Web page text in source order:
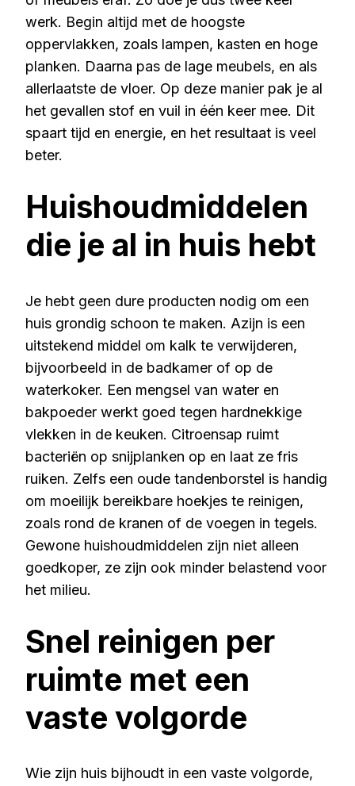
werk. Begin altijd met de hoogste
oppervlakken, zoals lampen, kasten en hoge
planken. Daarna pas de lage meubels, en als
allerlaatste de vloer. Op deze manier pak je al
het gevallen stof en vuil in één keer mee. Dit
spaart tijd en energie, en het resultaat is veel
beter.
Huishoudmiddelen
die je al in huis hebt
Je hebt geen dure producten nodig om een
huis grondig schoon te maken. Azijn is een
uitstekend middel om kalk te verwijderen,
bijvoorbeeld in de badkamer of op de
waterkoker. Een mengsel van water en
bakpoeder werkt goed tegen hardnekkige
vlekken in de keuken. Citroensap ruimt
bacteriën op snijplanken op en laat ze fris
ruiken. Zelfs een oude tandenborstel is handig
om moeilijk bereikbare hoekjes te reinigen,
zoals rond de kranen of de voegen in tegels.
Gewone huishoudmiddelen zijn niet alleen
goedkoper, ze zijn ook minder belastend voor
het milieu.
Snel reinigen per
ruimte met een
vaste volgorde
Wie zijn huis bijhoudt in een vaste volgorde,